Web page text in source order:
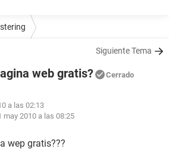
Siguiente Tema
web gratis? Cerrado
a las 02:13
may 2010 a las 08:25
wep gratis???